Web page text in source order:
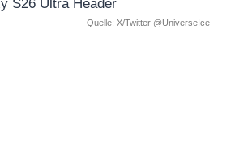
Quelle: X/Twitter @UniverseIce